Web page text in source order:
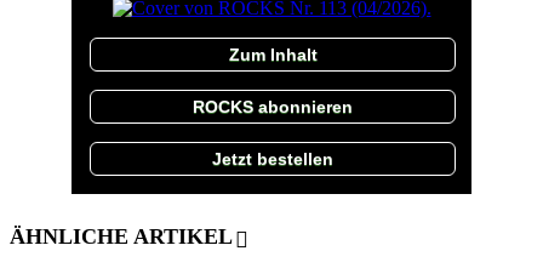
Zum Inhalt
ROCKS abonnieren
Jetzt bestellen
ÄHNLICHE ARTIKEL